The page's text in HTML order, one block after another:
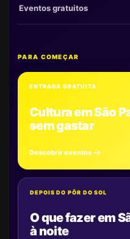
Eventos gratuitos
PARA COMEÇAR
ENTRADA GRATUITA
Cultura em São
sem gastar
Descobrir eventos
DEPOIS DO PÔR DO SOL
O que fazer em
à noite